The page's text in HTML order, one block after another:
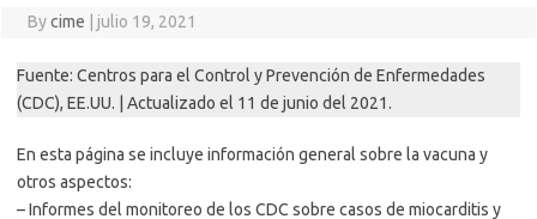
Bycime julio 19, 2021
Fuente: Centros para el Control y Prevención de Enfermedades
(CDC), EE.UU. | Actualizado el 11 de junio del 2021.
En esta página se incluye información general sobre la vacuna y
otros aspectos:
– Informes del monitoreo de los CDC sobre casos de miocarditis y